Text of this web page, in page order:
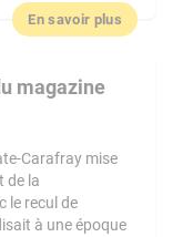
En savoir plus
magazine
Carafray mise
de la
le recul de
à une époque